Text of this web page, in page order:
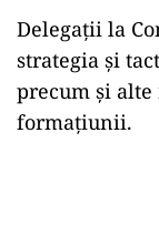
Delegaţii la
strategia şi
precum şi
formaţiunii.